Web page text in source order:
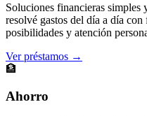
Soluciones financieras simples
resolvé gastos del día a día
posibilidades y atención
Ver préstamos →
🏦
Ahorro